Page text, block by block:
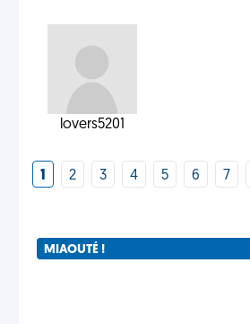
lovers5201
1 2 3 4 5 6 7
MIAOUTÉ !